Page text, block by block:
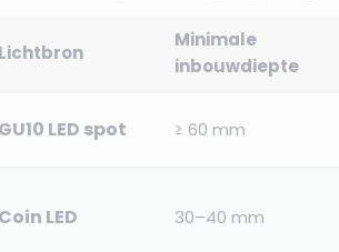
Minimale
inbouwdiepte
LED spot ≥ 60 mm
LED 30–40 mm